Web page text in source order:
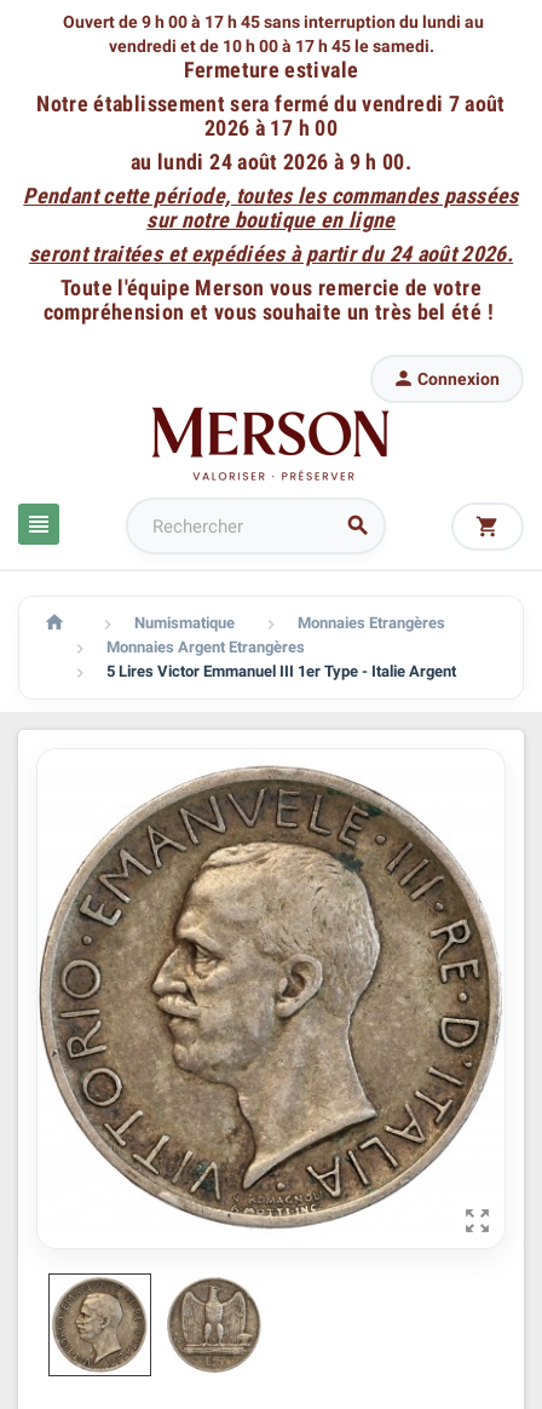
Ouvert de 9 h 00 à 17 h 45 sans interruption du lundi au
vendredi et de 10 h 00 à 17 h 45 le samedi.
Fermeture estivale
Notre établissement sera fermé du vendredi 7 août
2026 à 17 h 00
au lundi 24 août 2026 à 9 h 00.
Pendant cette période, toutes les commandes passées
sur notre boutique en ligne
seront traitées et expédiées à partir du 24 août 2026.
Toute l'équipe Merson vous remercie de votre
compréhension et vous souhaite un très bel été !
 
 Connexion

  Numismatique  Monnaies Etrangères
 Monnaies Argent Etrangères
 5 Lires Victor Emmanuel III 1er Type - Italie Argent
